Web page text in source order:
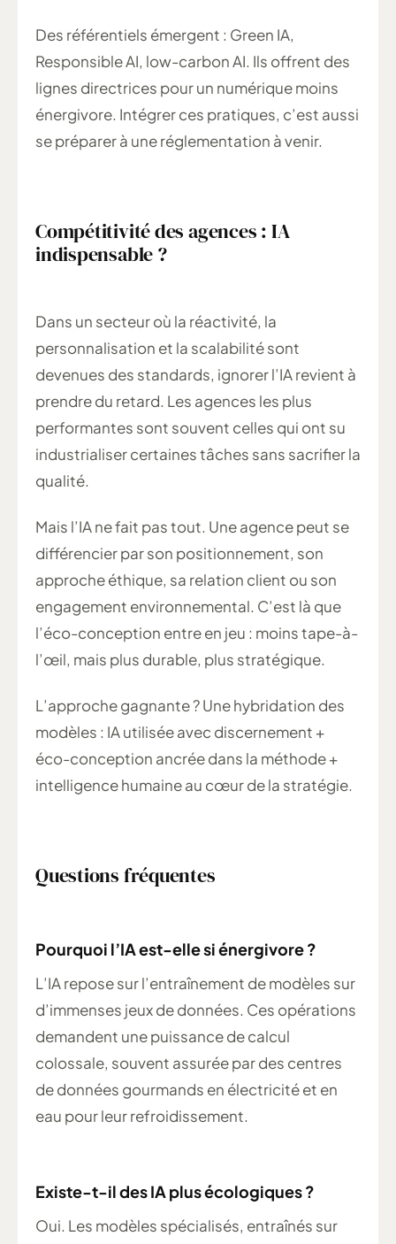
Des référentiels émergent : Green IA,
Responsible AI, low-carbon AI. Ils offrent des
lignes directrices pour un numérique moins
énergivore. Intégrer ces pratiques, c’est aussi
se préparer à une réglementation à venir.
Compétitivité des agences : IA
indispensable ?
Dans un secteur où la réactivité, la
personnalisation et la scalabilité sont
devenues des standards, ignorer l’IA revient à
prendre du retard. Les agences les plus
performantes sont souvent celles qui ont su
industrialiser certaines tâches sans sacrifier la
qualité.
Mais l’IA ne fait pas tout. Une agence peut se
différencier par son positionnement, son
approche éthique, sa relation client ou son
engagement environnemental. C’est là que
l’éco-conception entre en jeu : moins tape-à-
l’œil, mais plus durable, plus stratégique.
L’approche gagnante ? Une hybridation des
modèles : IA utilisée avec discernement +
éco-conception ancrée dans la méthode +
intelligence humaine au cœur de la stratégie.
Questions fréquentes
Pourquoi l’IA est-elle si énergivore ?
L’IA repose sur l’entraînement de modèles sur
d’immenses jeux de données. Ces opérations
demandent une puissance de calcul
colossale, souvent assurée par des centres
de données gourmands en électricité et en
eau pour leur refroidissement.
Existe-t-il des IA plus écologiques ?
Oui. Les modèles spécialisés, entraînés sur